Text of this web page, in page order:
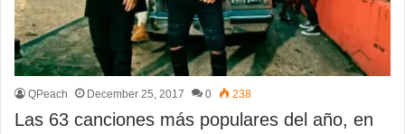
QPeach December 25, 2017 0 238
Las 63 canciones más populares del año, en